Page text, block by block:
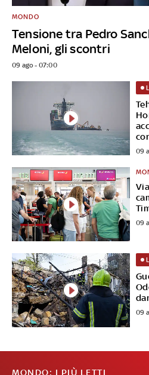
Tensione tra Pedro
Meloni, gli scontri
MONDO
09 ago - 07:00
09
09
09
MONDO: I PIÙ LETTI